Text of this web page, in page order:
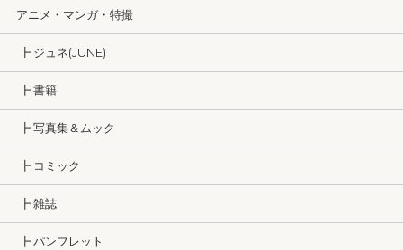
アニメ・マンガ・特撮
┣ ジュネ(JUNE)
┣ 書籍
┣ 写真集＆ムック
┣ コミック
┣ 雑誌
┣ パンフレット